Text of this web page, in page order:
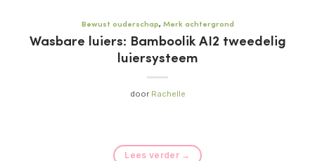
Bewust ouderschap, Merk achtergrond
Wasbare luiers: Bamboolik AI2 tweedelig
luiersysteem
door Rachelle
Lees verder →